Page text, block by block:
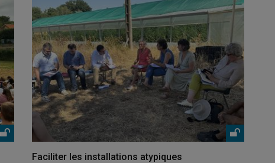
Faciliter les installations atypiques